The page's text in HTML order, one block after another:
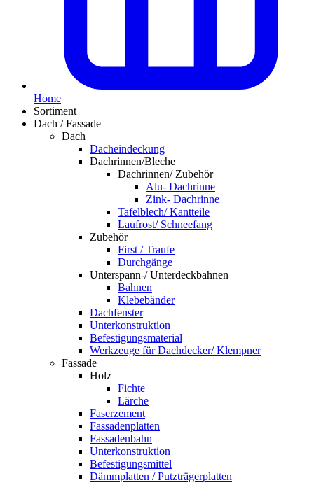
Home
Sortiment
Dach / Fassade
Dach
Dacheindeckung
Dachrinnen/Bleche
Dachrinnen/ Zubehör
Alu- Dachrinne
Zink- Dachrinne
Tafelblech/ Kantteile
Laufrost/ Schneefang
Zubehör
First / Traufe
Durchgänge
Unterspann-/ Unterdeckbahnen
Bahnen
Klebebänder
Dachfenster
Unterkonstruktion
Befestigungsmaterial
Werkzeuge für Dachdecker/ Klempner
Fassade
Holz
Fichte
Lärche
Faserzement
Fassadenplatten
Fassadenbahn
Unterkonstruktion
Befestigungsmittel
Dämmplatten / Putzträgerplatten